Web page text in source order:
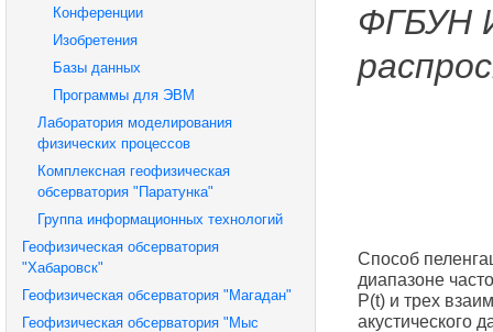
Конференции
Изобретения
Базы данных
Программы для ЭВМ
Лаборатория моделирования
физических процессов
Комплексная геофизическая
обсерватория "Паратунка"
Группа информационных технологий
Геофизическая обсерватория
"Хабаровск"
Геофизическая обсерватория "Магадан"
Геофизическая обсерватория "Мыс
ФГБУН
Способ
диапазоне
P(t) и трех
акустического